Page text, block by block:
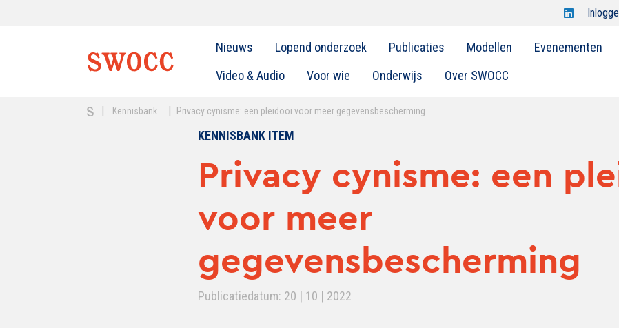
Open
op
Nieuws Lopend onderzoek Publicaties Modellen Evenementen
Video & Audio
Voor wie Onderwijs Over SWOCC
| Kennisbank | Privacy cynisme: een pleidooi voor meer gegevensbescherming
KENNISBANK ITEM
Privacy cynisme: een
voor meer
gegevensbescherming
Publicatiedatum: 20 | 10 | 2022